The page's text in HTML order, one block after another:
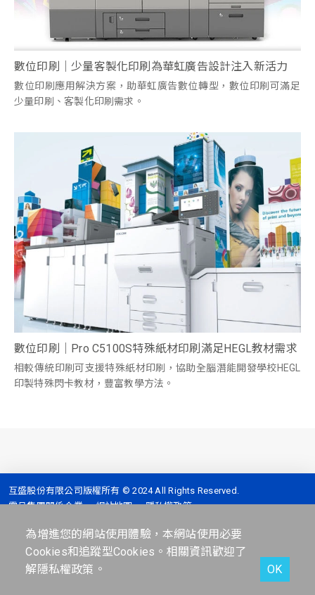
數位印刷｜少量客製化印刷為華虹廣告設計注入新活力
數位印刷應用解決方案，助華虹廣告數位轉型，數位印刷可滿足
少量印刷、客製化印刷需求。
數位印刷｜Pro C5100S特殊紙材印刷滿足HEGL教材需求
相較傳統印刷可支援特殊紙材印刷，協助全腦潛能開發學校HEGL
印製特殊閃卡教材，豐富教學方法。
互盛股份有限公司版權所有 © 2024 All Rights Reserved.
震旦集團關係企業
網站地圖
隱私權政策
地址 :台北市信義區信義路五段2號7樓
為增進您的網站使用體驗，本網站使用必要
Cookies和追蹤型Cookies。相關資訊歡迎了
解隱私權政策 。 OK